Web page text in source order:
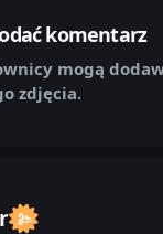
komentarz
mogą
zdjęcia.